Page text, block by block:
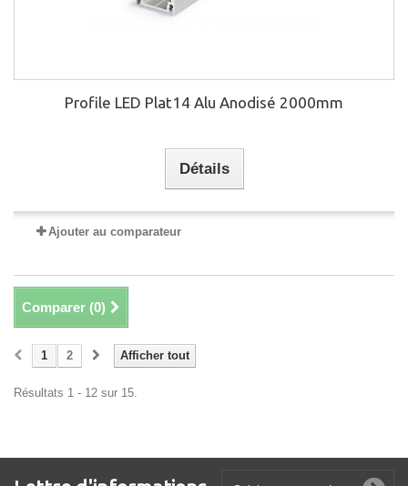
Profile LED Plat14 Alu Anodisé 2000mm
Détails
Ajouter au comparateur
Comparer (0)
Afficher tout
1 2
Résultats 1 - 12 sur 15.